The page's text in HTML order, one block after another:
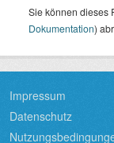
Sie können dieses
Dokumentation)
Impressum
Datenschutz